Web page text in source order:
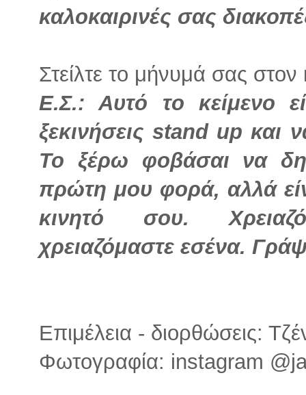
καλοκαιρινές σας
Στείλτε το μήνυμά σας
Ε.Σ.: Αυτό το κείμενο
ξεκινήσεις stand up και
Το ξέρω φοβάσαι να
πρώτη μου φορά, αλλά
κινητό σου.
χρειαζόμαστε εσένα.
Επιμέλεια - διορθώσεις:
Φωτογραφία: instagram